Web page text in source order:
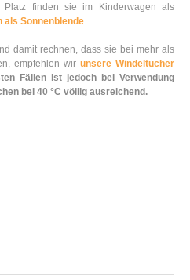
Platz finden sie im Kinderwagen als
als Sonnenblende.
damit rechnen, dass sie bei mehr als
empfehlen wir unsere Windeltücher
Fällen ist jedoch bei Verwendung
bei 40 °C völlig ausreichend.